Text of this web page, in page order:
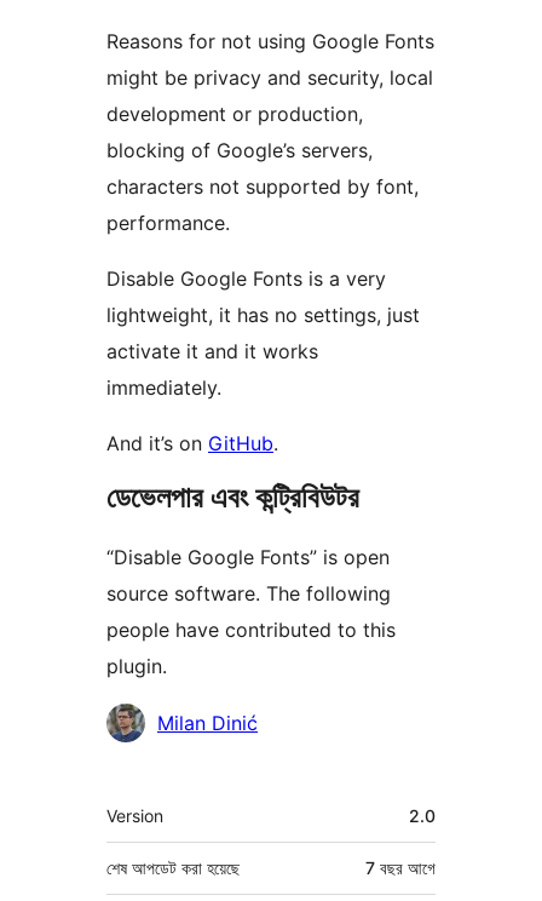
Reasons for not using Google Fonts
might be privacy and security, local
development or production,
blocking of Google’s servers,
characters not supported by font,
performance.
Disable Google Fonts is a very
lightweight, it has no settings, just
activate it and it works
immediately.
And it’s on GitHub.
ডেভেলপার এবং কন্ট্রিবিউটর
“Disable Google Fonts” is open
source software. The following
people have contributed to this
plugin.
কন্ট্রিবিউটরMilan Dinić
মেটা
Version 2.0
শেষ আপডেট করা হয়েছে 7 বছর আগে